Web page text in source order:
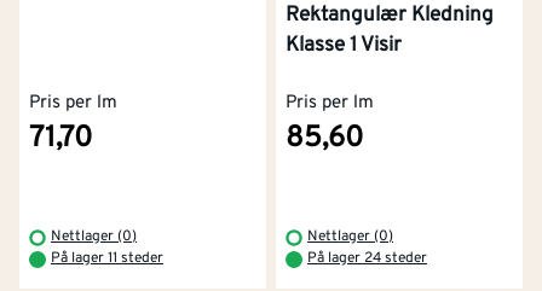
Pris per lm
71,70
Nettlager (0)
På lager 11 steder
Rektangulær Kledning
Klasse 1 Visir
Pris per lm
85,60
Nettlager (0)
På lager 24 steder